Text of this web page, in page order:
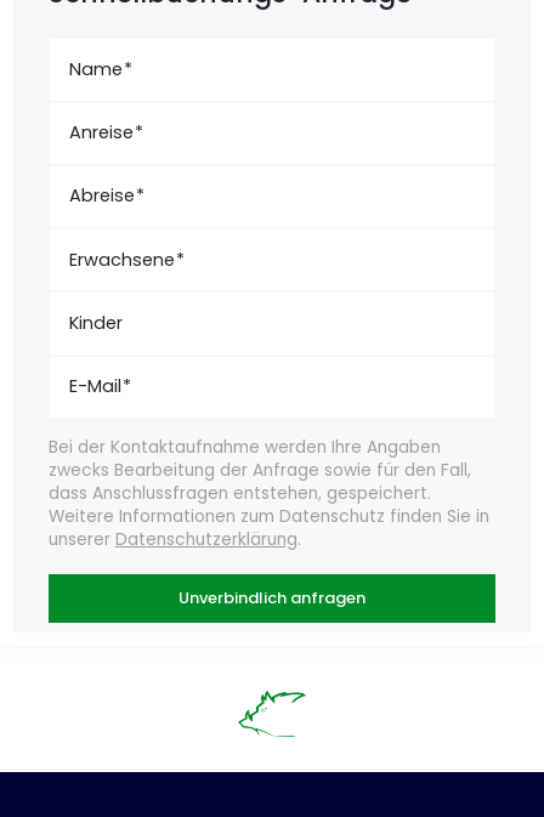
Name
Anreise
Abreise
Erwachsene
Kinder
E-Mail
Bei der Kontaktaufnahme werden Ihre Angaben
zwecks Bearbeitung der Anfrage sowie für den Fall,
dass Anschlussfragen entstehen, gespeichert.
Weitere Informationen zum Datenschutz finden Sie in
unserer Datenschutzerklärung.
Unverbindlich anfragen